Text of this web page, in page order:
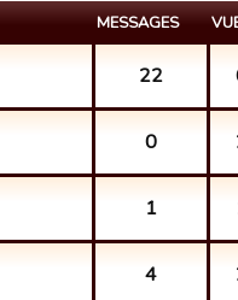
MESSAGES
22
0
1
4